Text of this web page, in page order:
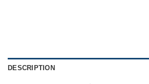
DESCRIPTION